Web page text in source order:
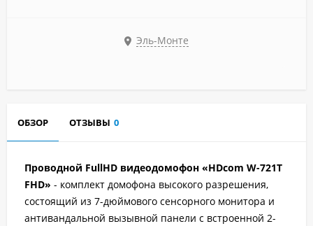
Эль-Монте
ОБЗОР ОТЗЫВЫ 0
Проводной FullHD видеодомофон «HDcom W-721T
FHD» - комплект домофона высокого разрешения,
состоящий из 7-дюймового сенсорного монитора и
антивандальной вызывной панели с встроенной 2-